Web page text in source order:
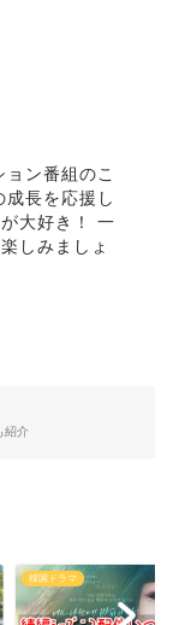
ン番組のこ
長を応援し
大好き！ 一
しみましょ
紹介
韓国ドラマ